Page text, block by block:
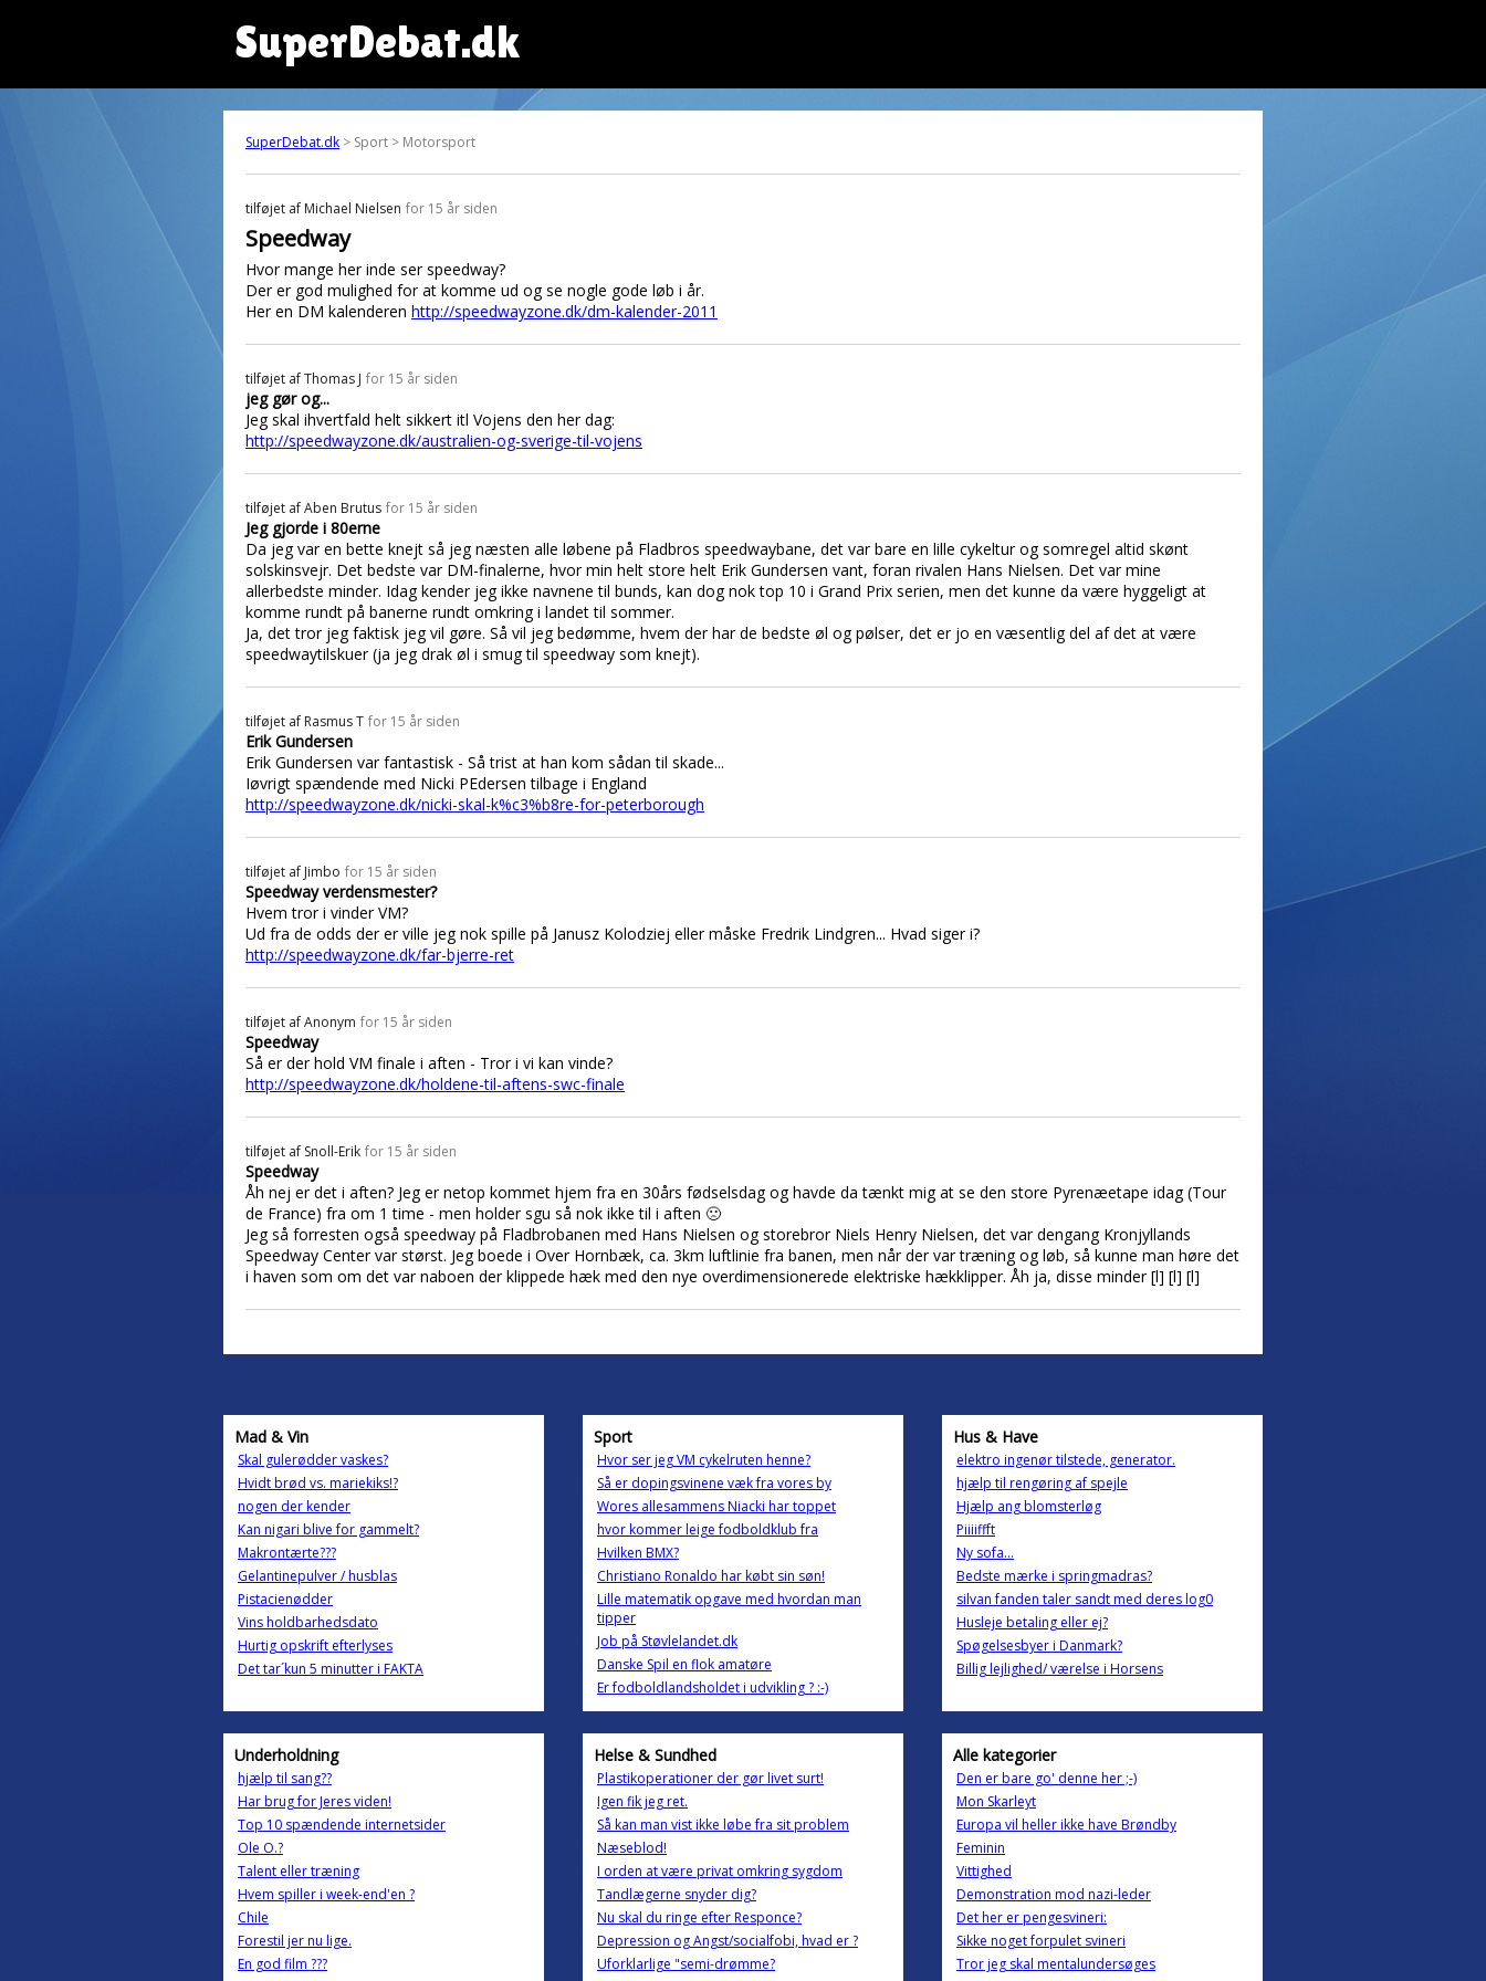
SuperDebat.dk
SuperDebat.dk > Sport > Motorsport
tilføjet af Michael Nielsen for 15 år siden
Speedway
Hvor mange her inde ser speedway?
Der er god mulighed for at komme ud og se nogle gode løb i år.
Her en DM kalenderen http://speedwayzone.dk/dm-kalender-2011
tilføjet afThomas J for 15 år siden
jeg gør og...
Jeg skal ihvertfald helt sikkert itl Vojens den her dag:
http://speedwayzone.dk/australien-og-sverige-til-vojens
tilføjet afAben Brutus for 15 år siden
Jeg gjorde i 80erne
Da jeg var en bette knejt så jeg næsten alle løbene på Fladbros speedwaybane, det var bare en lille cykeltur og somregel altid skønt
solskinsvejr. Det bedste var DM-finalerne, hvor min helt store helt Erik Gundersen vant, foran rivalen Hans Nielsen. Det var mine
allerbedste minder. Idag kender jeg ikke navnene til bunds, kan dog nok top 10 i Grand Prix serien, men det kunne da være hyggeligt at
komme rundt på banerne rundt omkring i landet til sommer.
Ja, det tror jeg faktisk jeg vil gøre. Så vil jeg bedømme, hvem der har de bedste øl og pølser, det er jo en væsentlig del af det at være
speedwaytilskuer (ja jeg drak øl i smug til speedway som knejt).
tilføjet af Rasmus T for 15 år siden
Erik Gundersen
Erik Gundersen var fantastisk - Så trist at han kom sådan til skade...
Iøvrigt spændende med Nicki PEdersen tilbage i England
http://speedwayzone.dk/nicki-skal-k%c3%b8re-for-peterborough
tilføjet af Jimbo for 15 år siden
Speedway verdensmester?
Hvem tror i vinder VM?
Ud fra de odds der er ville jeg nok spille på Janusz Kolodziej eller måske Fredrik Lindgren... Hvad siger i?
http://speedwayzone.dk/far-bjerre-ret
tilføjet afAnonym for 15 år siden
Speedway
Så er der hold VM finale i aften - Tror i vi kan vinde?
http://speedwayzone.dk/holdene-til-aftens-swc-finale
tilføjet af Snoll-Erik for 15 år siden
Speedway
Åh nej er det i aften? Jeg er netop kommet hjem fra en 30års fødselsdag og havde da tænkt mig at se den store Pyrenæetape idag (Tour
de France) fra om 1 time - men holder sgu så nok ikke til i aften 🙁
Jeg så forresten også speedway på Fladbrobanen med Hans Nielsen og storebror Niels Henry Nielsen, det var dengang Kronjyllands
Speedway Center var størst. Jeg boede i Over Hornbæk, ca. 3km luftlinie fra banen, men når der var træning og løb, så kunne man høre det
i haven som om det var naboen der klippede hæk med den nye overdimensionerede elektriske hækklipper. Åh ja, disse minder [l] [l] [l]
Mad & Vin
Skal gulerødder vaskes?
Hvidt brød vs. mariekiks!?
nogen der kender
Kan nigari blive for gammelt?
Makrontærte???
Gelantinepulver / husblas
Pistacienødder
Vins holdbarhedsdato
Hurtig opskrift efterlyses
Det tar´kun 5 minutter i FAKTA
Sport
Hvor ser jeg VM cykelruten henne?
Så er dopingsvinene væk fra vores by
Wores allesammens Niacki har toppet
hvor kommer leige fodboldklub fra
Hvilken BMX?
Christiano Ronaldo har købt sin søn!
Lille matematik opgave med hvordan man
tipper
Job på Støvlelandet.dk
Danske Spil en flok amatøre
Er fodboldlandsholdet i udvikling ? :-)
Hus & Have
elektro ingenør tilstede, generator.
hjælp til rengøring af spejle
Hjælp ang blomsterløg
Piiiiffft
Ny sofa...
Bedste mærke i springmadras?
silvan fanden taler sandt med deres log0
Husleje betaling eller ej?
Spøgelsesbyer i Danmark?
Billig lejlighed/ værelse i Horsens
Underholdning
hjælp til sang??
Har brug for Jeres viden!
Top 10 spændende internetsider
Ole O.?
Talent eller træning
Hvem spiller i week-end'en ?
Chile
Forestil jer nu lige.
En god film ???
Helse & Sundhed
Plastikoperationer der gør livet surt!
Igen fik jeg ret.
Så kan man vist ikke løbe fra sit problem
Næseblod!
I orden at være privat omkring sygdom
Tandlægerne snyder dig?
Nu skal du ringe efter Responce?
Depression og Angst/socialfobi, hvad er ?
Uforklarlige "semi-drømme?
Alle kategorier
Den er bare go' denne her ;-)
Mon Skarleyt
Europa vil heller ikke have Brøndby
Feminin
Vittighed
Demonstration mod nazi-leder
Det her er pengesvineri:
Sikke noget forpulet svineri
Tror jeg skal mentalundersøges